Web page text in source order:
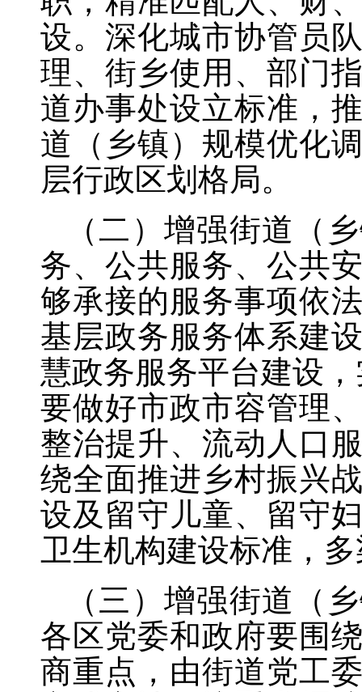
设。深化城市协管员
理、街乡使用、部门
道办事处设立标准，
道（乡镇）规模优化
层行政区划格局。
（二）增强街道（
务、公共服务、公共
够承接的服务事项依
基层政务服务体系建
慧政务服务平台建设
要做好市政市容管理
整治提升、流动人口
绕全面推进乡村振兴
设及留守儿童、留守
卫生机构建设标准，
（三）增强街道（
各区党委和政府要围
商重点，由街道党工